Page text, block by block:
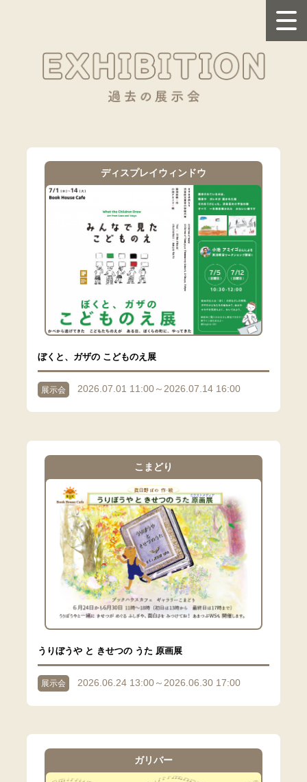
ディスプレイウィンドウ
ぼくと、ガザの こどものえ展
展示会 2026.07.01 11:00～2026.07.14 16:00
こまどり
うりぼうや と きせつの うた 原画展
展示会 2026.06.24 13:00～2026.06.30 17:00
ガリバー